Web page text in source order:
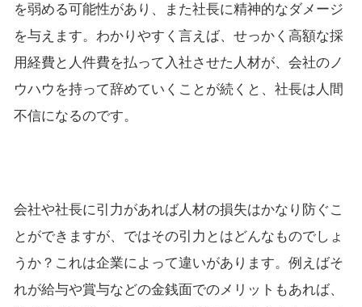
を弱める可能性があり、また社長に精神的なダメージ
を与えます。わかりやすく言えば、せっかく高額な採
用経費と人件費を払って入社させた人材が、会社のノ
ウハウを持って辞めていくことが続くと、社長は人間
不信になるのです。
会社や社長に引力があれば人材の損失はかなり防ぐこ
とができますが、ではその引力とはどんなものでしょ
うか？これは企業によって違いがあります。例えばそ
れが給与や賞与などの金銭面でのメリットもあれば、